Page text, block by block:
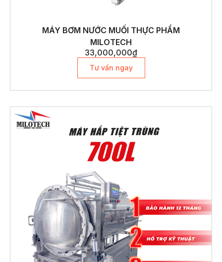
MÁY BƠM NƯỚC MUỐI THỰC PHẨM
MILOTECH
33,000,000₫
Tư vấn ngay